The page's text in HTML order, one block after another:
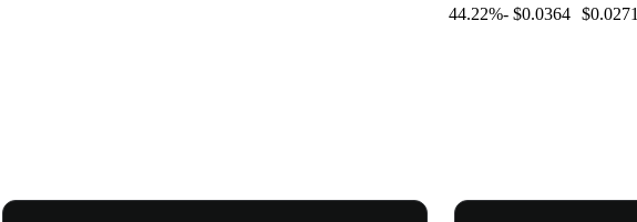
$0.0271
$0.0364
-44.22%